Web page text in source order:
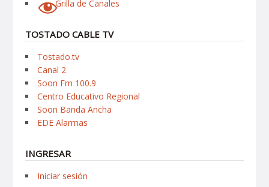
Grilla de Canales
TOSTADO CABLE TV
Tostado.tv
Canal 2
Soon Fm 100.9
Centro Educativo Regional
Soon Banda Ancha
EDE Alarmas
INGRESAR
Iniciar sesión